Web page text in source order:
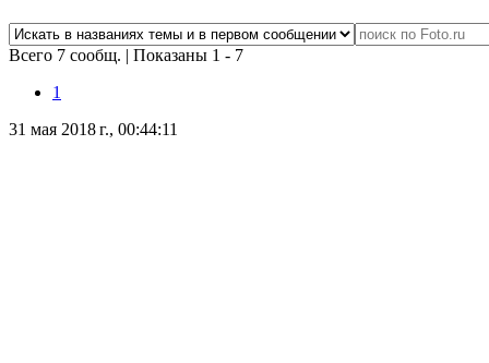
Всего 7 сообщ. | Показаны 1 - 7
1
31 мая 2018 г., 00:44:11